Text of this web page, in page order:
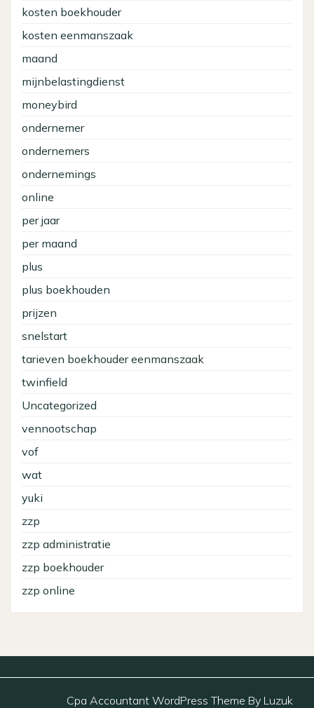
kosten boekhouder
kosten eenmanszaak
maand
mijnbelastingdienst
moneybird
ondernemer
ondernemers
ondernemings
online
per jaar
per maand
plus
plus boekhouden
prijzen
snelstart
tarieven boekhouder eenmanszaak
twinfield
Uncategorized
vennootschap
vof
wat
yuki
zzp
zzp administratie
zzp boekhouder
zzp online
Cpa Accountant WordPress Theme By Luzuk